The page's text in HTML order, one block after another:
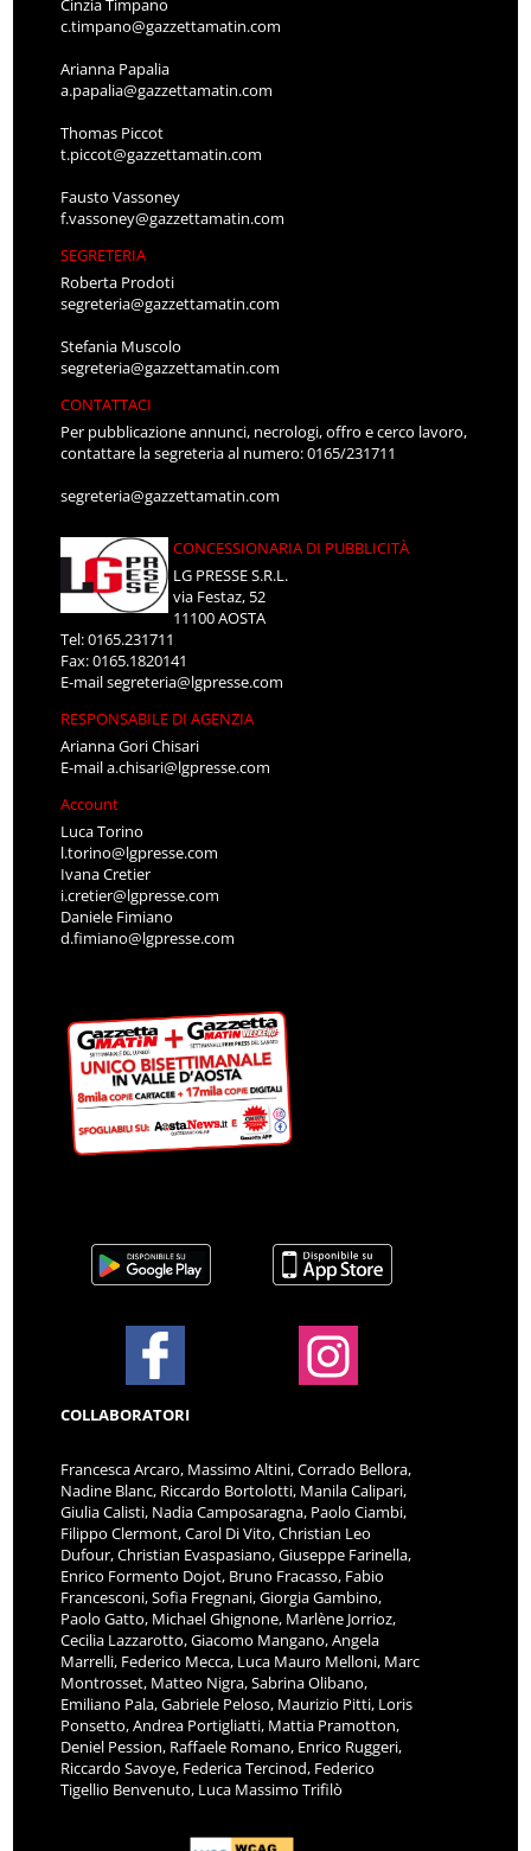
Cinzia Timpano
c.timpano@gazzettamatin.com
Arianna Papalia
a.papalia@gazzettamatin.com
Thomas Piccot
t.piccot@gazzettamatin.com
Fausto Vassoney
f.vassoney@gazzettamatin.com
SEGRETERIA
Roberta Prodoti
segreteria@gazzettamatin.com
Stefania Muscolo
segreteria@gazzettamatin.com
CONTATTACI
Per pubblicazione annunci, necrologi, offro e cerco lavoro,
contattare la segreteria al numero: 0165/231711
segreteria@gazzettamatin.com
CONCESSIONARIA DI PUBBLICITÀ
LG PRESSE S.R.L.
via Festaz, 52
11100 AOSTA
Tel: 0165.231711
Fax: 0165.1820141
E-mailsegreteria@lgpresse.com
RESPONSABILE DI AGENZIA
Arianna Gori Chisari
E-maila.chisari@lgpresse.com
Account
Luca Torino
l.torino@lgpresse.com
Ivana Cretier
i.cretier@lgpresse.com
Daniele Fimiano
d.fimiano@lgpresse.com
COLLABORATORI
Francesca Arcaro, Massimo Altini, Corrado Bellora,
Nadine Blanc, Riccardo Bortolotti, Manila Calipari,
Giulia Calisti, Nadia Camposaragna, Paolo Ciambi,
Filippo Clermont, Carol Di Vito, Christian Leo
Dufour, Christian Evaspasiano, Giuseppe Farinella,
Enrico Formento Dojot, Bruno Fracasso, Fabio
Francesconi, Sofia Fregnani, Giorgia Gambino,
Paolo Gatto, Michael Ghignone, Marlène Jorrioz,
Cecilia Lazzarotto, Giacomo Mangano, Angela
Marrelli, Federico Mecca, Luca Mauro Melloni, Marc
Montrosset, Matteo Nigra, Sabrina Olibano,
Emiliano Pala, Gabriele Peloso, Maurizio Pitti, Loris
Ponsetto, Andrea Portigliatti, Mattia Pramotton,
Deniel Pession, Raffaele Romano, Enrico Ruggeri,
Riccardo Savoye, Federica Tercinod, Federico
Tigellio Benvenuto, Luca Massimo Trifilò